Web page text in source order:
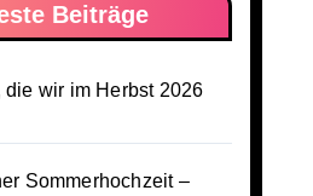
Beiträge
die wir im Herbst 2026
Sommerhochzeit –